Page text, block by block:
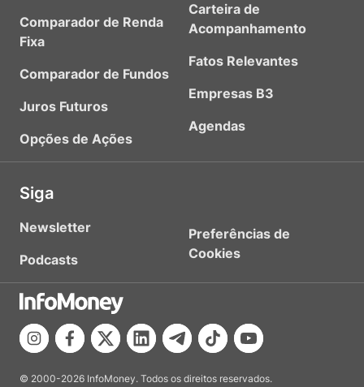
Comparador de Renda
Fixa
Comparador de Fundos
Juros Futuros
Opções de Ações
Carteira de
Acompanhamento
Fatos Relevantes
Empresas B3
Agendas
Siga
Newsletter
Podcasts
Preferências de
Cookies
© 2000-2026 InfoMoney. Todos os direitos reservados.